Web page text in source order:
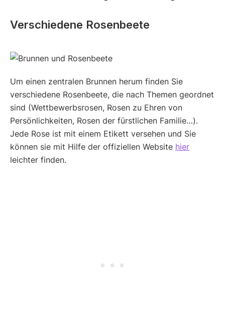
Verschiedene Rosenbeete
Um einen zentralen Brunnen herum finden Sie
verschiedene Rosenbeete, die nach Themen geordnet
sind (Wettbewerbsrosen, Rosen zu Ehren von
Persönlichkeiten, Rosen der fürstlichen Familie…).
Jede Rose ist mit einem Etikett versehen und Sie
können sie mit Hilfe der offiziellen Website hier
leichter finden.